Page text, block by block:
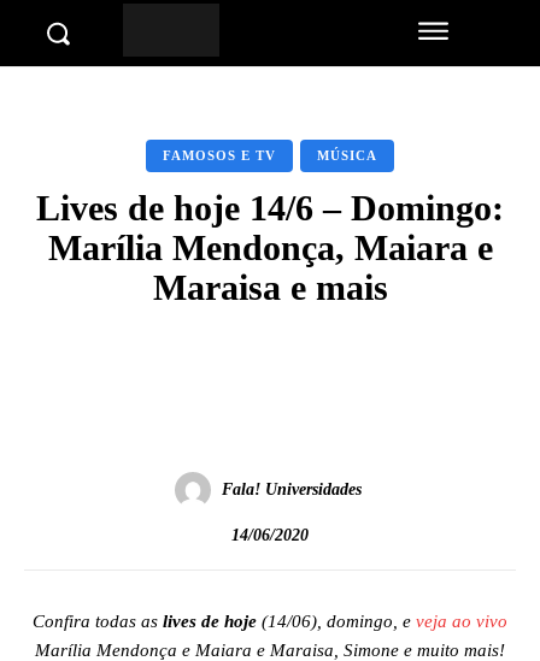
FAMOSOS E TV MÚSICA
Lives de hoje 14/6 – Domingo:
Marília Mendonça, Maiara e
Maraisa e mais
Fala! Universidades
14/06/2020
Confira todas as lives de hoje (14/06), domingo, e veja ao vivo
Marília Mendonça e Maiara e Maraisa, Simone e muito mais!